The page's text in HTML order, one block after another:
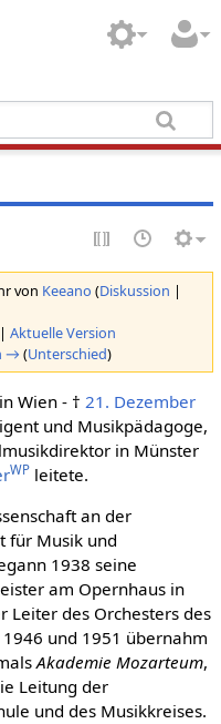
von Keeano (Diskussion |
| Aktuelle Version
→ (Unterschied)
in Wien - † 21. Dezember
und Musikpädagoge,
in Münster
WPleitete.
an der
für Musik und
1938 seine
am Opernhaus in
Leiter des Orchesters des
1946 und 1951 übernahm
Akademie Mozarteum,
Leitung der
und des Musikkreises.